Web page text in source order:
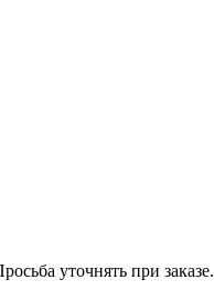
уточнять при заказе.